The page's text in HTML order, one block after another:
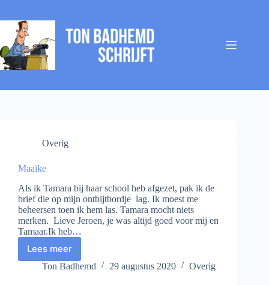
inhoud
Overig
Maaike
Als ik Tamara bij haar school heb afgezet, pak ik de
brief die op mijn ontbijtbordje lag. Ik moest me
beheersen toen ik hem las. Tamara mocht niets
merken. Lieve Jeroen, je was altijd goed voor mij en
Tamaar.Ik heb…
Lees meer
Maaike
Ton Badhemd 29 augustus 2020 Overig